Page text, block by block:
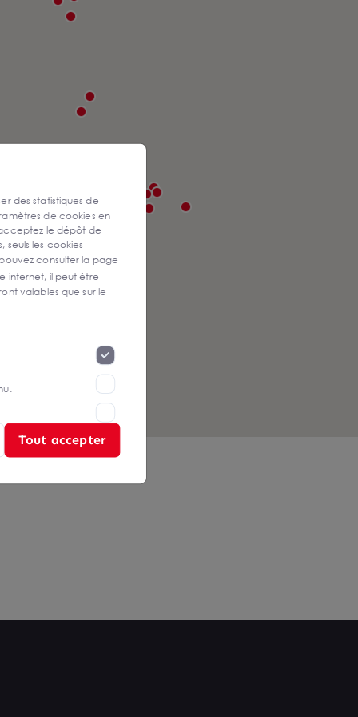
des statistiques de
de cookies en
le dépôt de
seuls les cookies
consulter la page
internet, il peut être
valables que sur le
Tout accepter